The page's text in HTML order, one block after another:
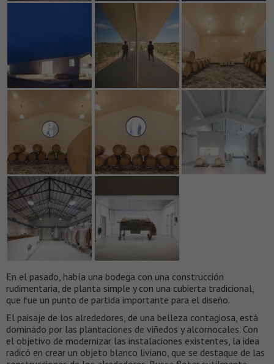
En el pasado, había una bodega con una construcción
rudimentaria, de planta simple y con una cubierta tradicional,
que fue un punto de partida importante para el diseño.
El paisaje de los alrededores, de una belleza contagiosa, está
dominado por las plantaciones de viñedos y alcornocales. Con
el objetivo de modernizar las instalaciones existentes, la idea
radicó en crear un objeto blanco liviano, que se destaque de las